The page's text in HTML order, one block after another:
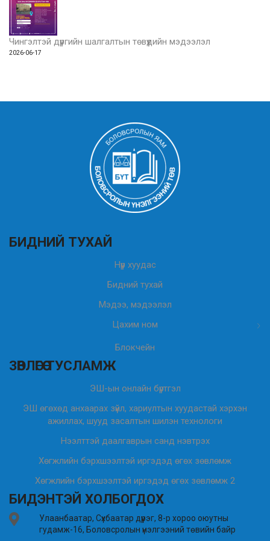
Чингэлтэй дүүргийн шалгалтын төвүүдийн мэдээлэл
2026-06-17
БИДНИЙ ТУХАЙ
Нүүр хуудас
Бидний тухай
Мэдээ, мэдээлэл
Цахим ном
Блокчейн
ЗӨВЛӨГӨӨ ТУСЛАМЖ
ЭШ-ын онлайн бүртгэл
ЭШ өгөхөд анхаарах зүйл, хариултын хуудастай хэрхэн
ажиллах, шууд засалтын шилэн технологи
Нээлттэй даалгаврын санд нэвтрэх
Хөгжлийн бэрхшээлтэй иргэдэд өгөх зөвлөмж
Хөгжлийн бэрхшээлтэй иргэдэд өгөх зөвлөмж 2
БИДЭНТЭЙ ХОЛБОГДОХ
Улаанбаатар, Сүхбаатар дүүрэг, 8-р хороо оюутны
гудамж-16, Боловсролын үнэлгээний төвийн байр